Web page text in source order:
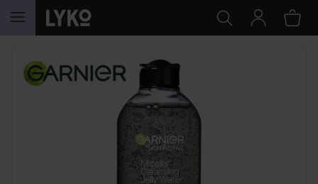
GA NAAR INHOUD
SECTIE OVERSLAAN